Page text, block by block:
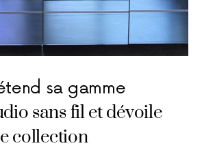
sa gamme
sans fil et dévoile
collection